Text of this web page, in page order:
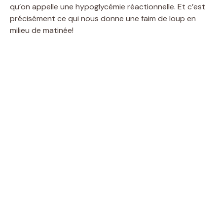
qu’on appelle une hypoglycémie réactionnelle. Et c’est
précisément ce qui nous donne une faim de loup en
milieu de matinée!